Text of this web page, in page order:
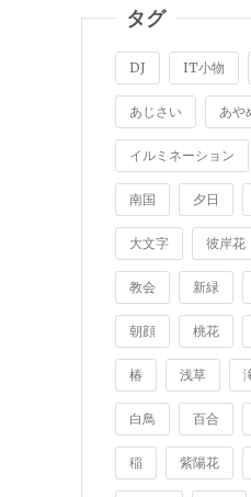
タグ
DJ IT小物
あじさい あや
イルミネーション
南国 夕日
大文字 彼岸花
教会 新緑
朝顔 桃花
椿 浅草
白鳥 百合
稲 紫陽花